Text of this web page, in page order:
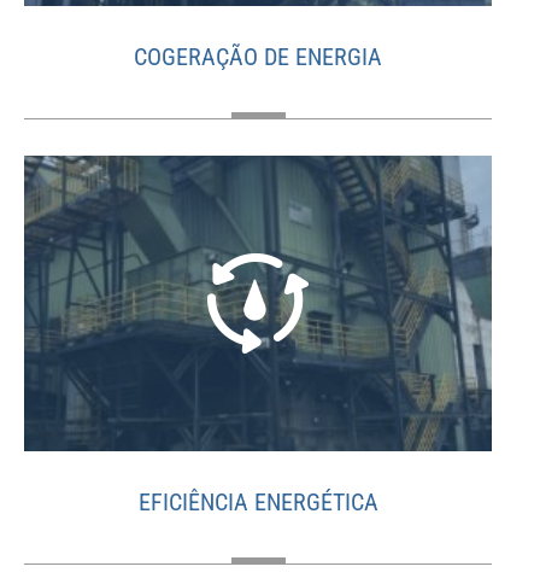
COGERAÇÃO DE ENERGIA
EFICIÊNCIA ENERGÉTICA